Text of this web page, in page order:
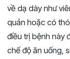
về dạ dày như
quản hoặc có
điều trị bệnh này
chế độ ăn uống,